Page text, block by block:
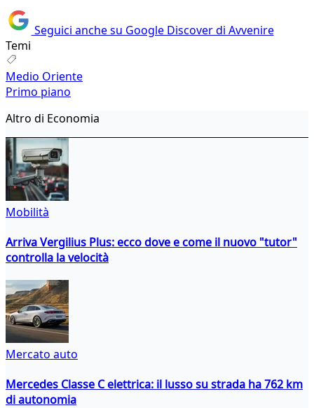
Seguici anche su Google Discover di Avvenire
Temi
Medio Oriente
Primo piano
Altro di Economia
Mobilità
Arriva Vergilius Plus: ecco dove e come il nuovo "tutor"
controlla la velocità
Mercato auto
Mercedes Classe C elettrica: il lusso su strada ha 762 km
di autonomia